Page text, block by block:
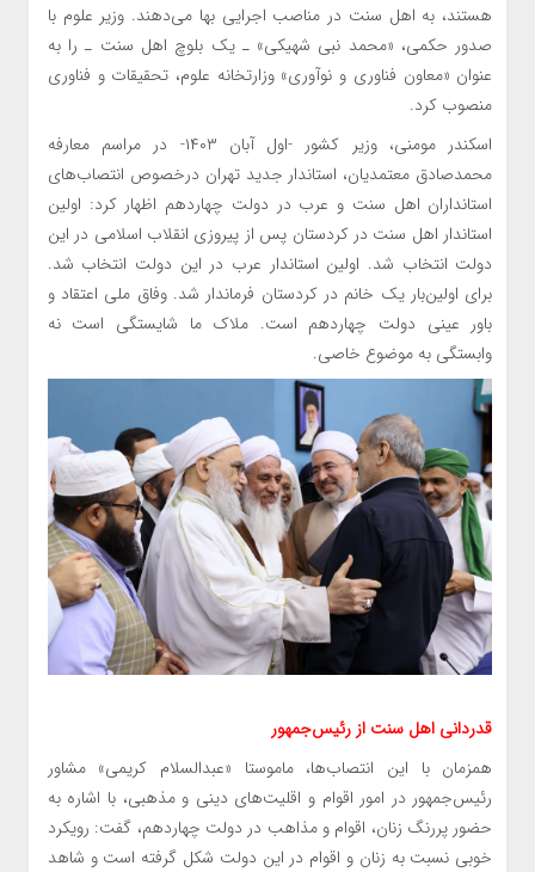
هستند، به اهل سنت در مناصب اجرایی بها می‌دهند. وزیر علوم با
صدور حکمی، «محمد نبی شهیکی» ـ یک بلوچ اهل سنت ـ را به
عنوان «معاون فناوری و نوآوری» وزارتخانه علوم، تحقیقات و فناوری
منصوب کرد.
اسکندر مومنی، وزیر کشور -اول آبان ۱۴۰۳- در مراسم معارفه
محمدصادق معتمدیان، استاندار جدید تهران درخصوص انتصاب‌های
استانداران اهل سنت و عرب در دولت چهاردهم اظهار کرد: اولین
استاندار اهل سنت در کردستان پس از پیروزی انقلاب اسلامی در این
دولت انتخاب شد. اولین استاندار عرب در این دولت انتخاب شد.
برای اولین‌بار یک خانم در کردستان فرماندار شد. وفاق ملی اعتقاد و
باور عینی دولت چهاردهم است. ملاک ما شایستگی است نه
وابستگی به موضوع خاصی.
قدردانی اهل سنت از رئیس‌جمهور
همزمان با این انتصاب‌ها، ماموستا «عبدالسلام کریمی» مشاور
رئیس‌جمهور در امور اقوام و اقلیت‌های دینی و مذهبی، با اشاره به
حضور پررنگ زنان، اقوام و مذاهب در دولت چهاردهم، گفت: رویکرد
خوبی نسبت به زنان و اقوام در این دولت شکل گرفته است و شاهد